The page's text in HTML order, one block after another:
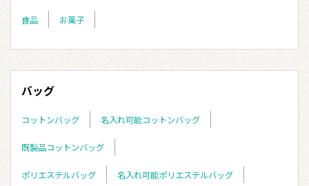
食品 お菓子
バッグ
コットンバッグ 名入れ可能コットンバッグ
既製品コットンバッグ
ポリエステルバッグ 名入れ可能ポリエステルバッグ